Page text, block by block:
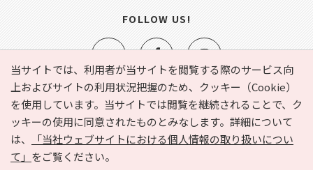
当サイトでは、利用者が当サイトを閲覧する際のサービス向
上およびサイトの利用状況把握のため、クッキー（Cookie）
を使用しています。当サイトでは閲覧を継続されることで、ク
ッキーの使用に同意されたものとみなします。詳細について
は、
「当社ウェブサイトにおける個人情報の取り扱いについ
て」 をご覧ください。
e-NAVITA（イーナビタ）とは？ お気に入り
ヘルプ
利用規約
個人情報の取り扱いについて
運営会社
サイトマップ
広告掲載に関するお問い合わせ
FOLLOW US!